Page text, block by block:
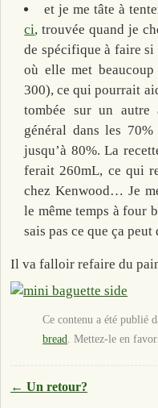
et je me tâte à
ci, trouvée quand je
de spécifique à faire
où elle met
300), ce qui pourrait
tombée sur un
général dans les
jusqu’à 80%. La
ferait 260mL, ce qui
chez Kenwood… Je
le même temps à four
sais pas ce que ça peut
Il va falloir refaire du
Ce contenu a été publié
bread. Mettez-le en
Navigation des articles
← Un retour?